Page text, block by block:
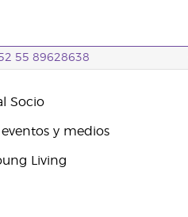
55 89628638
Socio
y medios
Living